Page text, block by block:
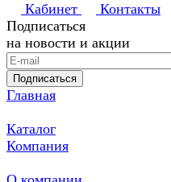
Кабинет
Контакты
Подписаться
на новости и акции
Подписаться
Главная
Каталог
Компания